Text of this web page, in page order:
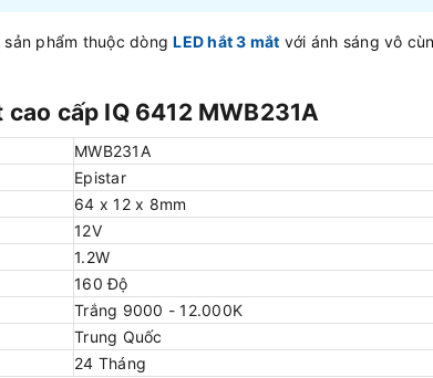
sản phẩm thuộc dòngLED hắt 3 mắt với ánh sáng vô
cấp IQ 6412 MWB231A
MWB231A
Epistar
64 x 12 x 8mm
12V
1.2W
160 Độ
Trắng 9000 - 12.000K
Trung Quốc
24 Tháng